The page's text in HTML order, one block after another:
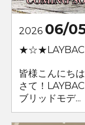
2026 06/
皆様こんにち
さて！
ブリッドモデ...